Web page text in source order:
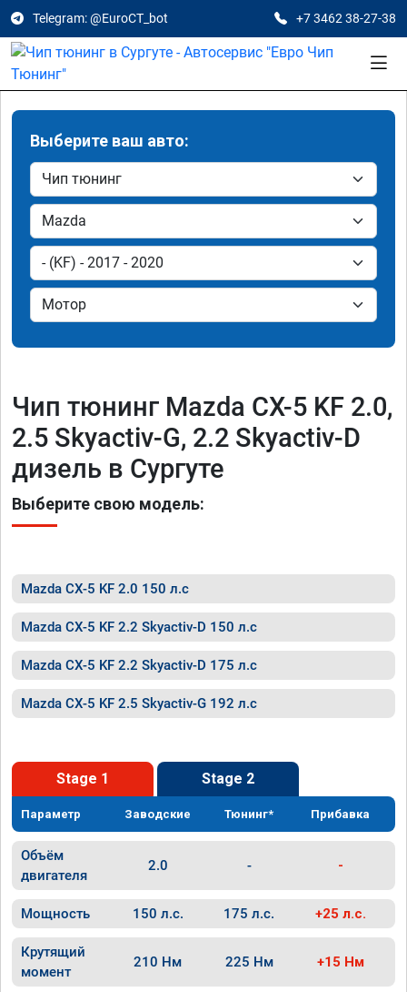
Telegram: @EuroCT_bot +7 3462 38-27-38
Выберите ваш авто:
Чип тюнинг Mazda CX-5 KF 2.0,
2.5 Skyactiv-G, 2.2 Skyactiv-D
дизель в Сургуте
Выберите свою модель:
Mazda CX-5 KF 2.0 150 л.с
Mazda CX-5 KF 2.2 Skyactiv-D 150 л.с
Mazda CX-5 KF 2.2 Skyactiv-D 175 л.с
Mazda CX-5 KF 2.5 Skyactiv-G 192 л.с
Stage 1 Stage 2
Параметр Заводские Тюнинг* Прибавка
Объём
двигателя
2.0 - -
Мощность 150 л.с. 175 л.с. +25 л.с.
Крутящий
момент
210 Нм 225 Нм +15 Нм